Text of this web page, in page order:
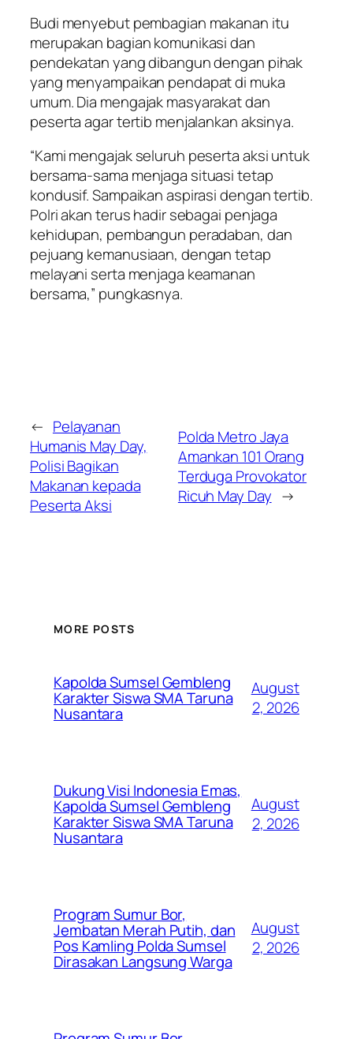
Budi menyebut pembagian makanan itu
merupakan bagian komunikasi dan
pendekatan yang dibangun dengan pihak
yang menyampaikan pendapat di muka
umum. Dia mengajak masyarakat dan
peserta agar tertib menjalankan aksinya.
“Kami mengajak seluruh peserta aksi untuk
bersama-sama menjaga situasi tetap
kondusif. Sampaikan aspirasi dengan tertib.
Polri akan terus hadir sebagai penjaga
kehidupan, pembangun peradaban, dan
pejuang kemanusiaan, dengan tetap
melayani serta menjaga keamanan
bersama,” pungkasnya.
← Pelayanan
Humanis May Day,
Polisi Bagikan
Makanan kepada
Peserta Aksi
Polda Metro Jaya
Amankan 101 Orang
Terduga Provokator
Ricuh May Day →
MORE POSTS
Kapolda Sumsel Gembleng
Karakter Siswa SMA Taruna
Nusantara
August
2, 2026
Dukung Visi Indonesia Emas,
Kapolda Sumsel Gembleng
Karakter Siswa SMA Taruna
Nusantara
August
2, 2026
Program Sumur Bor,
Jembatan Merah Putih, dan
Pos Kamling Polda Sumsel
Dirasakan Langsung Warga
August
2, 2026